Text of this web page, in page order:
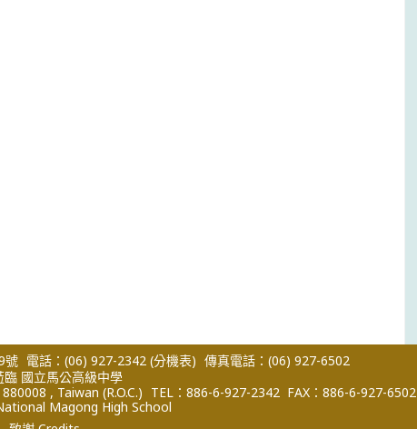
號 電話：(06) 927-2342 (分機表) 傳真電話：(06) 927-6502
臨 國立馬公高級中學
, Taiwan (R.O.C.) TEL：886-6-927-2342 FAX：886-6-927-6502
Magong High School